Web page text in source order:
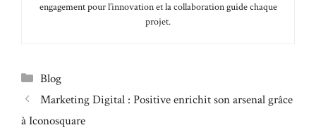
engagement pour l’innovation et la collaboration guide chaque
projet.
Catégories
Blog
Marketing Digital : Positive enrichit son arsenal grâce
à Iconosquare